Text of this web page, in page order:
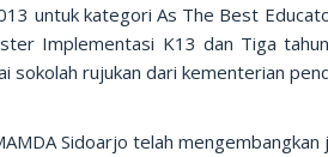
untuk kategori As The Best
Implementasi K13 dan Tiga
rujukan dari kementerian
Sidoarjo telah